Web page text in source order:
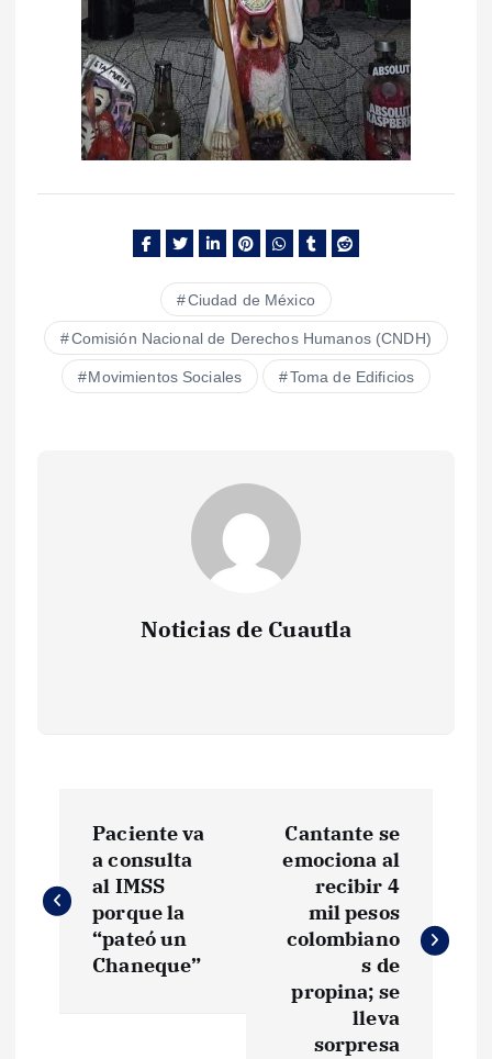
Ciudad de México
Comisión Nacional de Derechos Humanos (CNDH)
Movimientos Sociales Toma de Edificios
Noticias de Cuautla
v
Paciente va
a consulta
al IMSS
porque la
“pateó un
Chaneque”
Cantante se
emociona al
recibir 4
mil pesos
colombiano
s de
propina; se
lleva
sorpresa